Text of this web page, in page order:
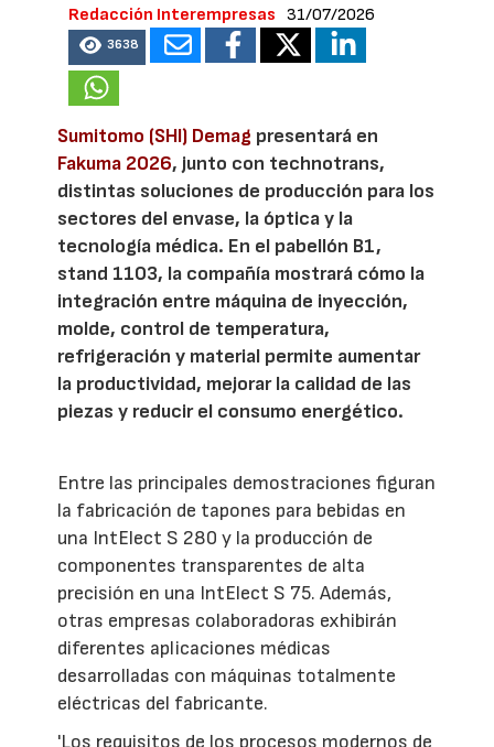
Redacción Interempresas 31/07/2026
3638
Sumitomo (SHI) Demag presentará en
Fakuma 2026, junto con technotrans,
distintas soluciones de producción para los
sectores del envase, la óptica y la
tecnología médica. En el pabellón B1,
stand 1103, la compañía mostrará cómo la
integración entre máquina de inyección,
molde, control de temperatura,
refrigeración y material permite aumentar
la productividad, mejorar la calidad de las
piezas y reducir el consumo energético.
Entre las principales demostraciones figuran
la fabricación de tapones para bebidas en
una IntElect S 280 y la producción de
componentes transparentes de alta
precisión en una IntElect S 75. Además,
otras empresas colaboradoras exhibirán
diferentes aplicaciones médicas
desarrolladas con máquinas totalmente
eléctricas del fabricante.
'Los requisitos de los procesos modernos de